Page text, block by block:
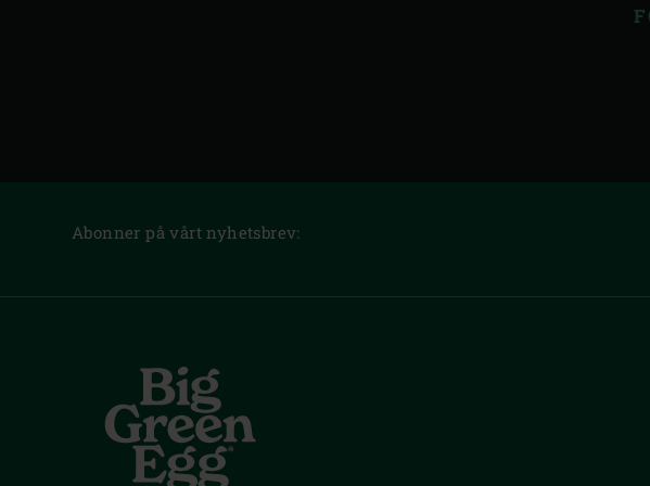
Abonner på vårt nyhetsbrev: